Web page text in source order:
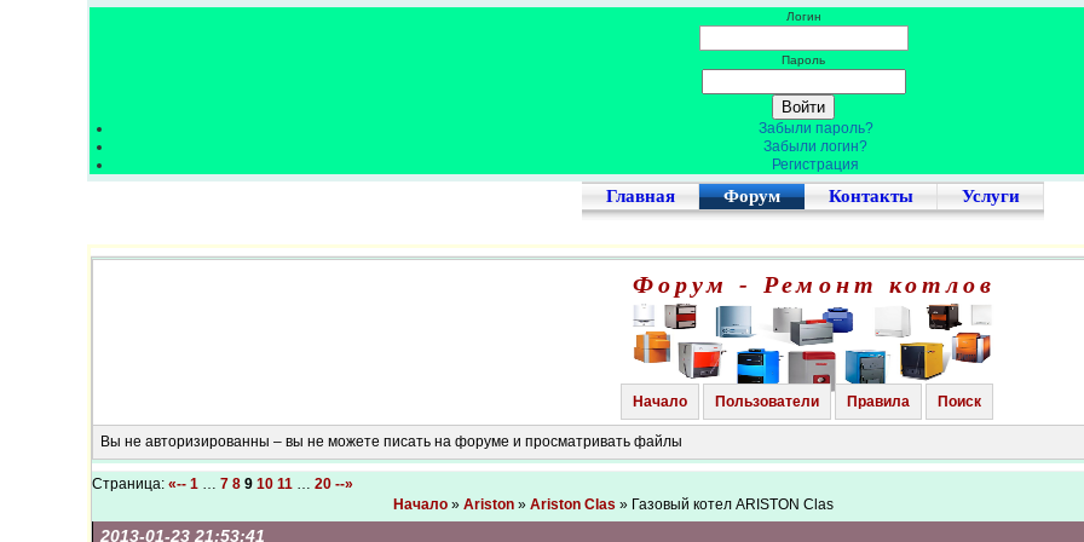
Логин
Пароль
Забыли пароль?
Забыли логин?
Регистрация
Главная Форум Контакты Услуги
Форум - Ремонт котлов
Начало Пользователи Правила Поиск
Вы не авторизированны – вы не можете писать на форуме и просматривать файлы
Страница: «-- 1 … 7 8 9 10 11 … 20 --»
Начало » Ariston » Ariston Clas » Газовый котел ARISTON Clas
2013-01-23 21:53:41